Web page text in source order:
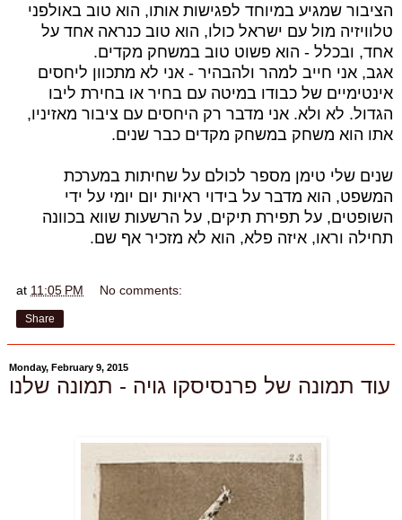
הציבור שמגיע במיוחד לפגישות אותו, הוא טוב באולפני
טלוויזיה מול עם ישראל כולו, הוא טוב כנראה אחד על
אחד, ובכלל - הוא פשוט טוב במשחק מקדים.
אגב, אני חייב למהר ולהבהיר - אני לא מתכוון ליחסים
אינטימיים של כבודו במיטה עם בחיר או בחירת ליבו
הגדול. לא ולא. אני מדבר רק היחסים עם ציבור מאזיניו,
אתו הוא משחק במשחק מקדים כבר שנים.
שנים שלי טימן מספר לכולם על שחיתות במערכת
המשפט, הוא מדבר על בידוי ראיות יום יומי על ידי
השופטים, על תפירת תיקים, על הרשעות שווא בכוונה
תחילה וראו, איזה פלא, הוא לא מזכיר אף שם.
at 11:05 PM No comments:
Share
Monday, February 9, 2015
עוד תמונה של פרנסיסקו גויה - תמונה שלנו